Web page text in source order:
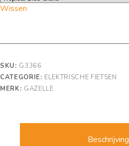
Wissen
SKU: G3366
CATEGORIE: ELEKTRISCHE FIETSEN
MERK: GAZELLE
Beschrijving